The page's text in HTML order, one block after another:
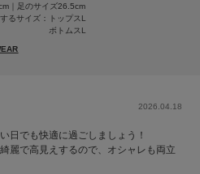
｜足のサイズ26.5cm
るサイズ：
トップスL
ボトムスL
2026.04.18
日でも快適に過ごしましょう！
麗で高見えするので、オシャレも両立